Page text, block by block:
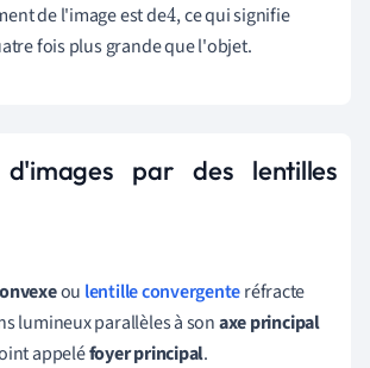
de l'image est de4, ce qui signifie
fois plus grande que l'objet.
d'images par des lentilles
ou lentille convergenteréfracte
lumineux parallèles à sonaxe principal
appeléfoyer principal.